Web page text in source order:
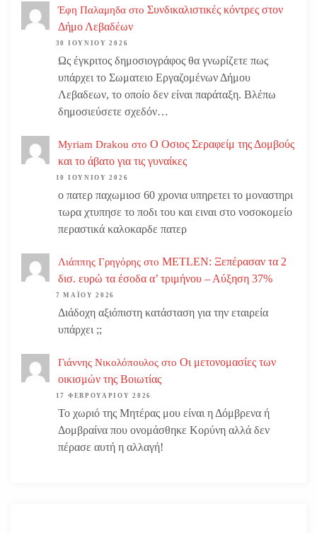
Έφη Παλαμηδα στο Συνδικαλιστικές κόντρες στον
Δήμο Λεβαδέων
30 ΙΟΥΝΊΟΥ 2026
Ως έγκριτος δημοσιογράφος θα γνωρίζετε πως
υπάρχει το Σωματειο Εργαζομένων Δήμου
Λεβαδεων, το οποίο δεν είναι παράταξη. Βλέπω
δημοσιεύσετε σχεδόν…
Myriam Drakou στο Ο Οσιος Σεραφείμ της Δομβούς
και το άβατο για τις γυναίκες
10 ΙΟΥΝΊΟΥ 2026
ο πατερ παχωμιοσ 60 χρονια υπηρετει το μοναστηρι
τωρα χτυπησε το ποδι του και ειναι στο νοσοκομείο
περαστικά καλοκαρδε πατερ
Λιάππης Γρηγόρης στο METLEN: Ξεπέρασαν τα 2
δισ. ευρώ τα έσοδα α’ τριμήνου – Αύξηση 37%
7 ΜΑΪ́ΟΥ 2026
Διάδοχη αξιόπιστη κατάσταση για την εταιρεία
υπάρχει ;;
Γιάννης Νικολόπουλος στο Οι μετονομασίες των
οικισμών της Βοιωτίας
17 ΦΕΒΡΟΥΑΡΊΟΥ 2026
Το χωριό της Μητέρας μου είναι η Δόμβρενα ή
Δομβραίνα που ονομάσθηκε Κορύνη αλλά δεν
πέρασε αυτή η αλλαγή!